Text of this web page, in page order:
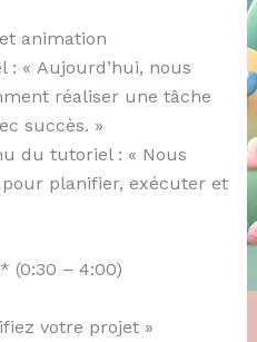
animation
« Aujourd’hui, nous
réaliser une tâche
succès. »
du tutoriel : « Nous
planifier, exécuter et
(0:30 – 4:00)
votre projet »